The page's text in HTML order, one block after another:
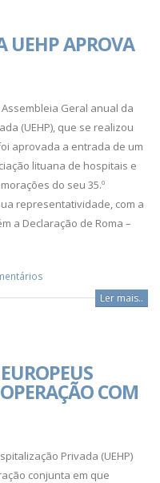
UEHP APROVA
Geral anual da
(UEHP), que se realizou
aprovada a entrada de um
lituana de hospitais e
do seu 35.º
representatividade, com a
a Declaração de Roma –
Ler mais..
COM
Privada (UEHP)
conjunta em que